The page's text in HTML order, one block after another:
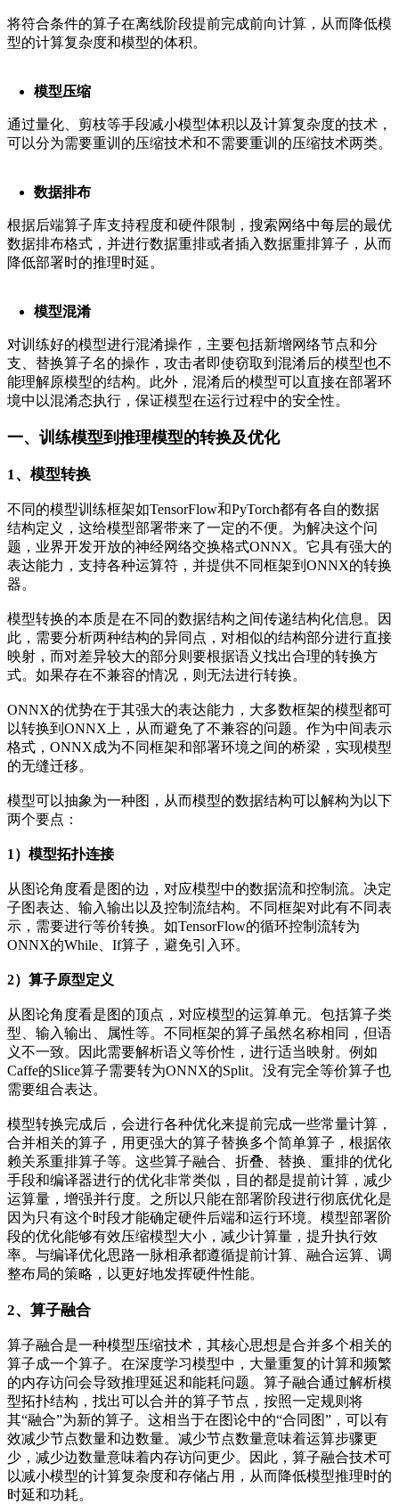
将符合条件的算子在离线阶段提前完成前向计算，从而降低模
型的计算复杂度和模型的体积。
模型压缩
通过量化、剪枝等手段减小模型体积以及计算复杂度的技术，
可以分为需要重训的压缩技术和不需要重训的压缩技术两类。
数据排布
根据后端算子库支持程度和硬件限制，搜索网络中每层的最优
数据排布格式，并进行数据重排或者插入数据重排算子，从而
降低部署时的推理时延。
模型混淆
对训练好的模型进行混淆操作，主要包括新增网络节点和分
支、替换算子名的操作，攻击者即使窃取到混淆后的模型也不
能理解原模型的结构。此外，混淆后的模型可以直接在部署环
境中以混淆态执行，保证模型在运行过程中的安全性。
一、训练模型到推理模型的转换及优化
1、模型转换
不同的模型训练框架如TensorFlow和PyTorch都有各自的数据
结构定义，这给模型部署带来了一定的不便。为解决这个问
题，业界开发开放的神经网络交换格式ONNX。它具有强大的
表达能力，支持各种运算符，并提供不同框架到ONNX的转换
器。
模型转换的本质是在不同的数据结构之间传递结构化信息。因
此，需要分析两种结构的异同点，对相似的结构部分进行直接
映射，而对差异较大的部分则要根据语义找出合理的转换方
式。如果存在不兼容的情况，则无法进行转换。
ONNX的优势在于其强大的表达能力，大多数框架的模型都可
以转换到ONNX上，从而避免了不兼容的问题。作为中间表示
格式，ONNX成为不同框架和部署环境之间的桥梁，实现模型
的无缝迁移。
模型可以抽象为一种图，从而模型的数据结构可以解构为以下
两个要点：
1）模型拓扑连接
从图论角度看是图的边，对应模型中的数据流和控制流。决定
子图表达、输入输出以及控制流结构。不同框架对此有不同表
示，需要进行等价转换。如TensorFlow的循环控制流转为
ONNX的While、If算子，避免引入环。
2）算子原型定义
从图论角度看是图的顶点，对应模型的运算单元。包括算子类
型、输入输出、属性等。不同框架的算子虽然名称相同，但语
义不一致。因此需要解析语义等价性，进行适当映射。例如
Caffe的Slice算子需要转为ONNX的Split。没有完全等价算子也
需要组合表达。
模型转换完成后，会进行各种优化来提前完成一些常量计算，
合并相关的算子，用更强大的算子替换多个简单算子，根据依
赖关系重排算子等。这些算子融合、折叠、替换、重排的优化
手段和编译器进行的优化非常类似，目的都是提前计算，减少
运算量，增强并行度。之所以只能在部署阶段进行彻底优化是
因为只有这个时段才能确定硬件后端和运行环境。模型部署阶
段的优化能够有效压缩模型大小，减少计算量，提升执行效
率。与编译优化思路一脉相承都遵循提前计算、融合运算、调
整布局的策略，以更好地发挥硬件性能。
2、算子融合
算子融合是一种模型压缩技术，其核心思想是合并多个相关的
算子成一个算子。在深度学习模型中，大量重复的计算和频繁
的内存访问会导致推理延迟和能耗问题。算子融合通过解析模
型拓扑结构，找出可以合并的算子节点，按照一定规则将
其“融合”为新的算子。这相当于在图论中的“合同图”，可以有
效减少节点数量和边数量。减少节点数量意味着运算步骤更
少，减少边数量意味着内存访问更少。因此，算子融合技术可
以减小模型的计算复杂度和存储占用，从而降低模型推理时的
时延和功耗。